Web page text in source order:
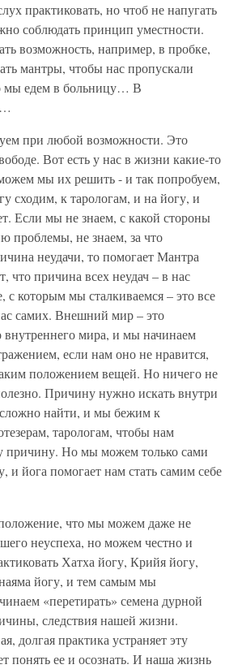
практиковать, но чтоб не напугать
соблюдать принцип уместности.
возможность, например, в пробке,
мантры, чтобы нас пропускали
мы едем в больницу… В
при любой возможности. Это
Вот есть у нас в жизни какие-то
мы их решить - и так попробуем,
сходим, к тарологам, и на йогу, и
Если мы не знаем, с какой стороны
проблемы, не знаем, за что
неудачи, то помогает Мантра
что причина всех неудач – в нас
с которым мы сталкиваемся – это все
самих. Внешний мир – это
внутреннего мира, и мы начинаем
если нам оно не нравится,
положением вещей. Но ничего не
Причину нужно искать внутри
сложно найти, и мы бежим к
тарологам, чтобы нам
причину. Но мы можем только сами
и йога помогает нам стать самим себе
что мы можем даже не
неуспеха, но можем честно и
Хатха йогу, Крийя йогу,
йогу, и тем самым мы
«перетирать» семена дурной
следствия нашей жизни.
долгая практика устраняет эту
понять ее и осознать. И наша жизнь